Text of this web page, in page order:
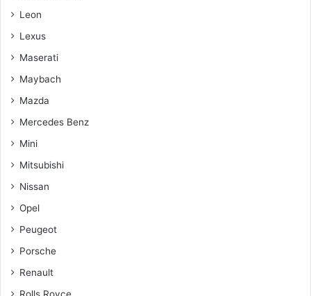
Leon
Lexus
Maserati
Maybach
Mazda
Mercedes Benz
Mini
Mitsubishi
Nissan
Opel
Peugeot
Porsche
Renault